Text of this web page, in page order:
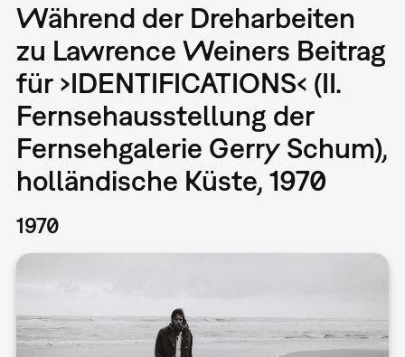
Während der Dreharbeiten
zu Lawrence Weiners Beitrag
für ›IDENTIFICATIONS‹ (II.
Fernsehausstellung der
Fernsehgalerie Gerry Schum),
holländische Küste, 1970
1970